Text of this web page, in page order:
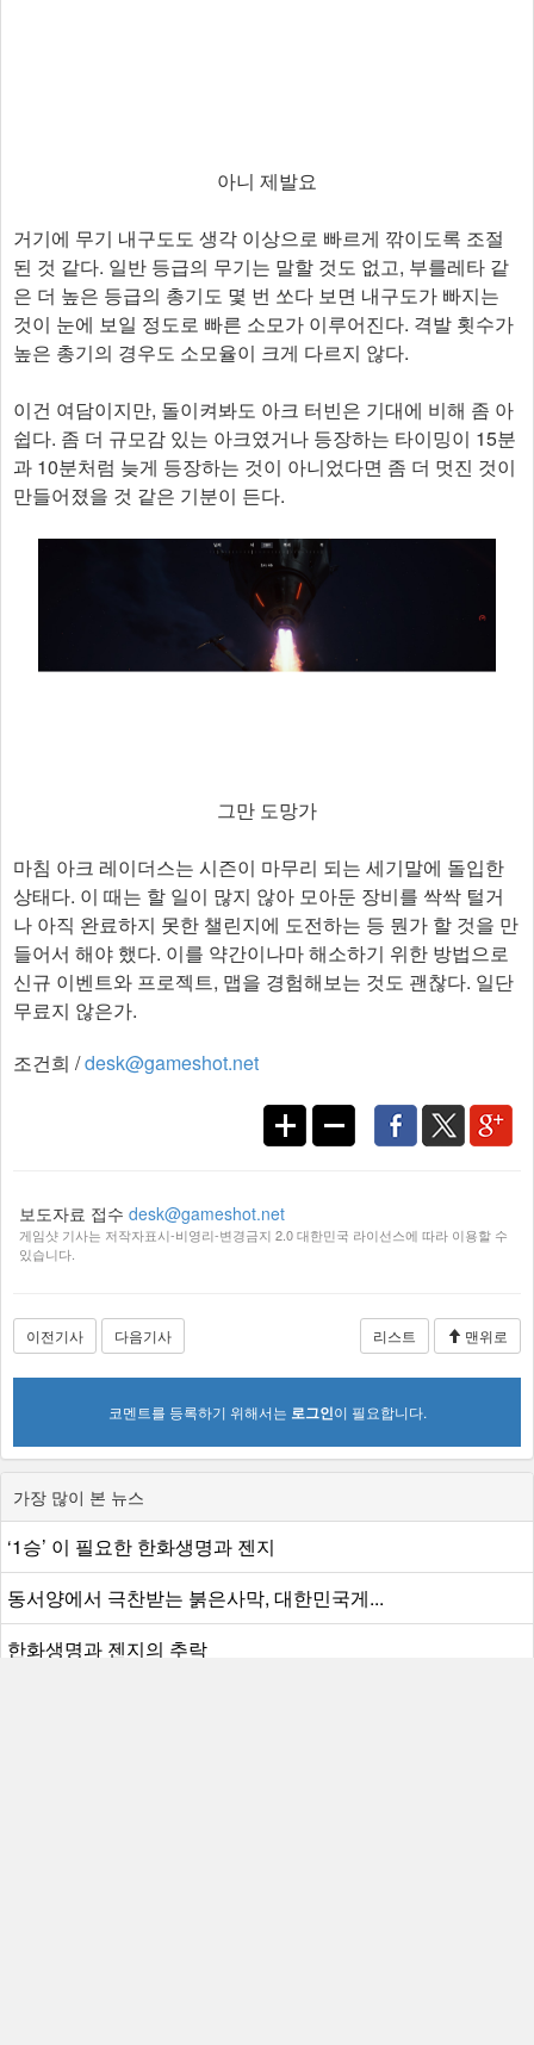
아니 제발요
거기에 무기 내구도도 생각 이상으로 빠르게 깎이도록 조절
된 것 같다. 일반 등급의 무기는 말할 것도 없고, 부를레타 같
은 더 높은 등급의 총기도 몇 번 쏘다 보면 내구도가 빠지는
것이 눈에 보일 정도로 빠른 소모가 이루어진다. 격발 횟수가
높은 총기의 경우도 소모율이 크게 다르지 않다.
이건 여담이지만, 돌이켜봐도 아크 터빈은 기대에 비해 좀 아
쉽다. 좀 더 규모감 있는 아크였거나 등장하는 타이밍이 15분
과 10분처럼 늦게 등장하는 것이 아니었다면 좀 더 멋진 것이
만들어졌을 것 같은 기분이 든다.
그만 도망가
마침 아크 레이더스는 시즌이 마무리 되는 세기말에 돌입한
상태다. 이 때는 할 일이 많지 않아 모아둔 장비를 싹싹 털거
나 아직 완료하지 못한 챌린지에 도전하는 등 뭔가 할 것을 만
들어서 해야 했다. 이를 약간이나마 해소하기 위한 방법으로
신규 이벤트와 프로젝트, 맵을 경험해보는 것도 괜찮다. 일단
무료지 않은가.​
조건희 /desk@gameshot.net
보도자료 접수 desk@gameshot.net
게임샷 기사는 저작자표시-비영리-변경금지 2.0 대한민국 라이선스에 따라 이용할 수
있습니다.
이전기사 다음기사 리스트 맨위로
코멘트를 등록하기 위해서는 로그인이 필요합니다.
가장 많이 본 뉴스
‘1승’ 이 필요한 한화생명과 젠지
동서양에서 극찬받는 붉은사막, 대한민국게...
한화생명과 젠지의 추락